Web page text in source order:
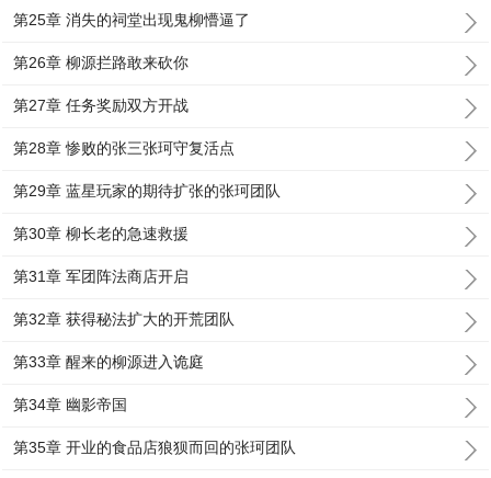
第25章 消失的祠堂出现鬼柳懵逼了
第26章 柳源拦路敢来砍你
第27章 任务奖励双方开战
第28章 惨败的张三张珂守复活点
第29章 蓝星玩家的期待扩张的张珂团队
第30章 柳长老的急速救援
第31章 军团阵法商店开启
第32章 获得秘法扩大的开荒团队
第33章 醒来的柳源进入诡庭
第34章 幽影帝国
第35章 开业的食品店狼狈而回的张珂团队